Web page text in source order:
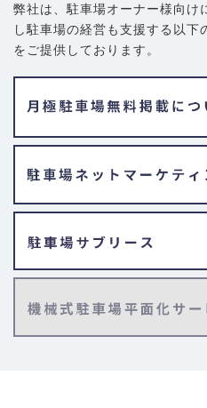
弊社は、駐車場オーナー様向け
し駐車場の経営も支援する以下
をご提供しております。